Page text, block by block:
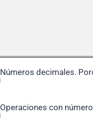
Números decimales.
Operaciones con